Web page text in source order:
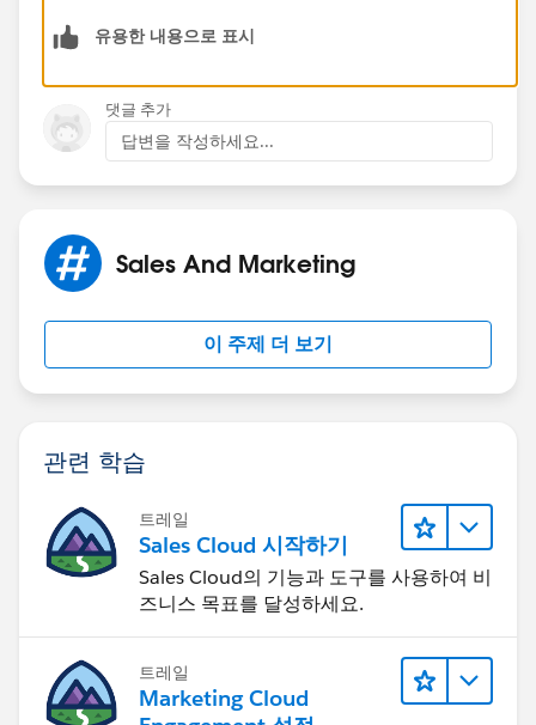
유용한 내용으로 표시
댓글 추가
답변을 작성하세요...
Sales And Marketing
이 주제 더 보기
관련 학습
트레일
Sales Cloud 시작하기
Sales Cloud의 기능과 도구를 사용하여 비
즈니스 목표를 달성하세요.
트레일
Marketing Cloud